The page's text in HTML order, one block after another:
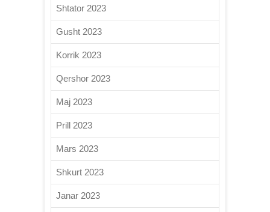
Shtator 2023
Gusht 2023
Korrik 2023
Qershor 2023
Maj 2023
Prill 2023
Mars 2023
Shkurt 2023
Janar 2023